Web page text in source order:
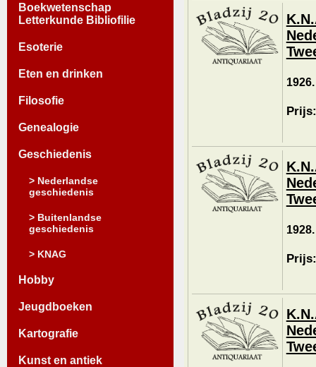
Boekwetenschap
Letterkunde Bibliofilie
Esoterie
Eten en drinken
Filosofie
Genealogie
Geschiedenis
> Nederlandse
geschiedenis
> Buitenlandse
geschiedenis
> KNAG
Hobby
Jeugdboeken
Kartografie
Kunst en antiek